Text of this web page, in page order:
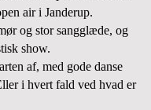
air i Janderup.
og stor sangglæde, og
show.
af, med gode danse
i hvert fald ved hvad er